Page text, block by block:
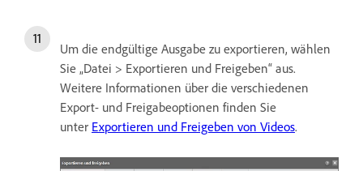
Um die endgültige Ausgabe zu exportieren, wählen
Sie „Datei > Exportieren und Freigeben“ aus.
Weitere Informationen über die verschiedenen
Export- und Freigabeoptionen finden Sie
unter Exportieren und Freigeben von Videos.